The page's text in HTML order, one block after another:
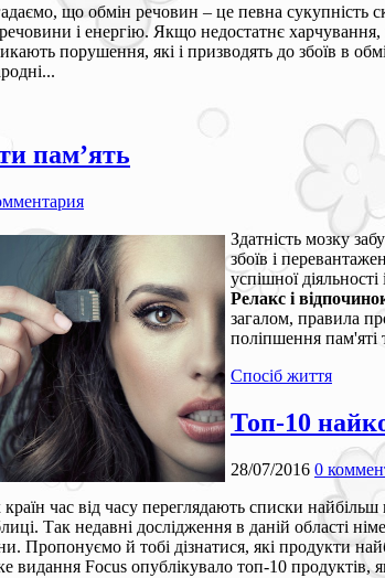
що обмін речовин – це певна сукупність
і енергію. Якщо недостатнє
порушення, які і призводять до збоїв в
пам’ять
Здатність мозку
збоїв і
успішної
Релакс і
загалом, правила
поліпшення пам'яті
Спосіб життя
Топ-10
28/07/2016 0
країн час від часу переглядають списки
Так недавні дослідження в даній області
Пропонуємо й тобі дізнатися, які продукти
видання Focus опублікувало топ-10 продуктів,